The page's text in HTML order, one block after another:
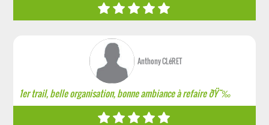
Anthony CLéRET
1er trail, belle organisation, bonne ambiance à refaire ðŸ˜‰